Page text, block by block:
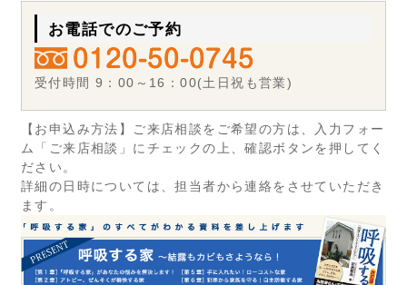
お電話でのご予約
受付時間 9：00～16：00(土日祝も営業)
【お申込み方法】ご来店相談をご希望の方は、入力フォー
ム「ご来店相談」にチェックの上、確認ボタンを押してく
ださい。
詳細の日時については、担当者から連絡をさせていただき
ます。